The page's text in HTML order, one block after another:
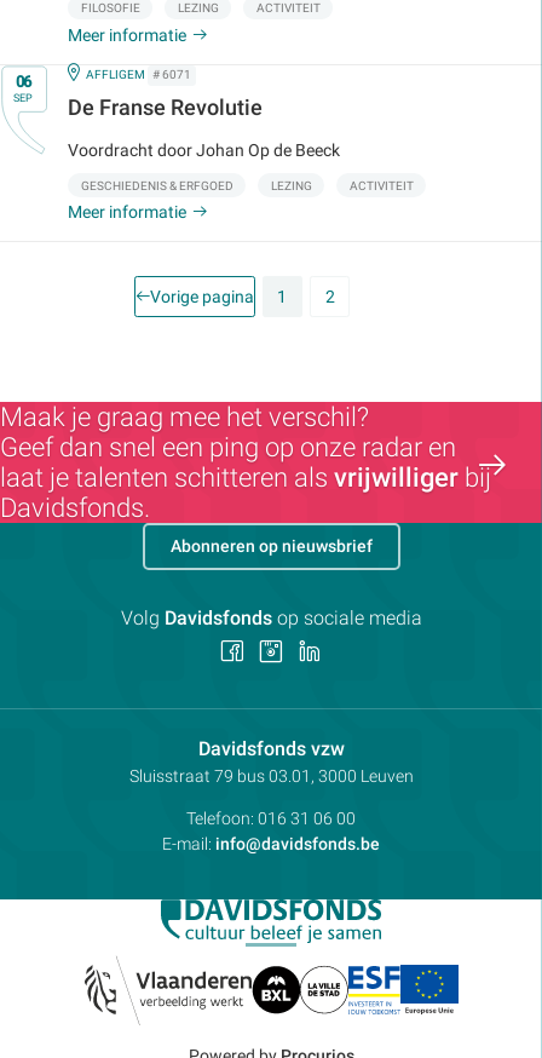
FILOSOFIE LEZING ACTIVITEIT
Meer informatie
Op06
SEP
IN
AFFLIGEM # 6071
De Franse Revolutie
Voordracht door Johan Op de Beeck
GESCHIEDENIS & ERFGOED LEZING ACTIVITEIT
Meer informatie
Vorige pagina 1 2
Maak je graag mee het verschil?
Geef dan snel een ping op onze radar en
laat je talenten schitteren als vrijwilliger bij
Davidsfonds.
Davidsfonds vzwContactpersoon:
Adres:
Sluisstraat 79 bus 03.01, 3000 Leuven
Telefoon: 016 31 06 00
E-mail: info@davidsfonds.be
Abonneren op nieuwsbrief
Volg Davidsfondsop sociale media
Volg Volg